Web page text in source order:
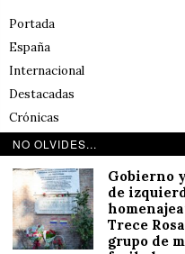
Portada
España
Internacional
Destacadas
Crónicas
Noticias de deportes en España
Reflexiones
LINKS
NO OLVIDES...
Gobierno
de
Trece
grupo de